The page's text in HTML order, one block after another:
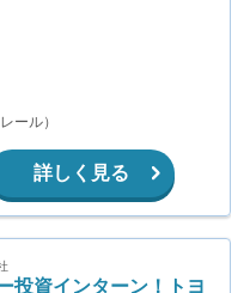
ール）
詳しく見る
投資インターン！トヨ